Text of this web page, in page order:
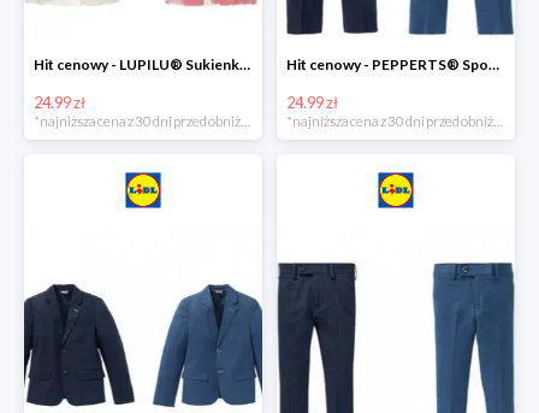
Hit cenowy - LUPILU® Sukienka dziewczęca
24.99 zł
Hit cenowy - PEPPERTS® Spodnie garniturowe młodzieżowe
24.99 zł